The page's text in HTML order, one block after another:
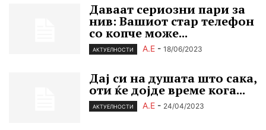
Даваат сериозни пари за
нив: Вашиот стар телефон
со копче може...
АКТУЕЛНОСТИ А.Е - 18/06/2023
Дај си на душата што сака,
оти ќе дојде време кога...
АКТУЕЛНОСТИ А.Е - 24/04/2023